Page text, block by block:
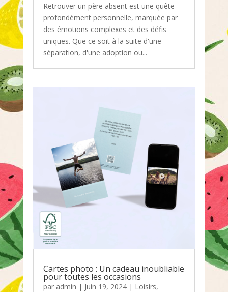
Retrouver un père absent est une quête
profondément personnelle, marquée par
des émotions complexes et des défis
uniques. Que ce soit à la suite d'une
séparation, d'une adoption ou...
Cartes photo : Un cadeau inoubliable
pour toutes les occasions
par admin | Juin 19, 2024| Loisirs,